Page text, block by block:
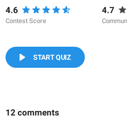
4.6
Contest Score
4.7
START QUIZ
12 comments